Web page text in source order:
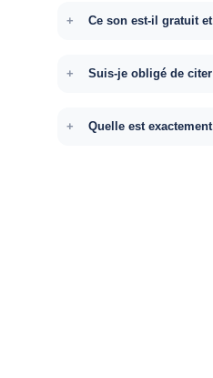
Ce son est-il gratuit
Suis-je obligé de
Quelle est